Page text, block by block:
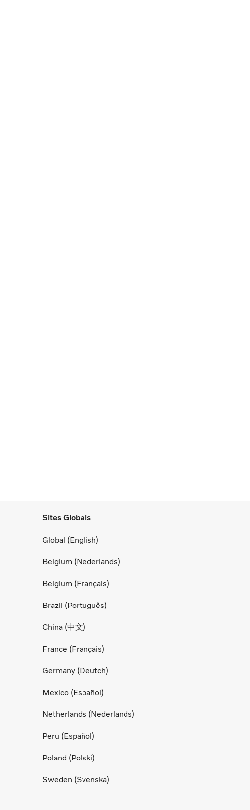
Sites Globais
Global (English)
Belgium (Nederlands)
Belgium (Français)
Brazil (Português)
China (中文)
France (Français)
Germany (Deutch)
Mexico (Español)
Netherlands (Nederlands)
Peru (Español)
Poland (Polski)
Sweden (Svenska)